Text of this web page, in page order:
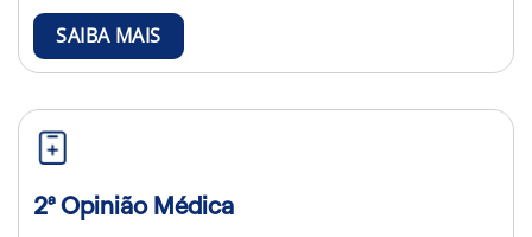
SAIBA MAIS
2ª Opinião Médica